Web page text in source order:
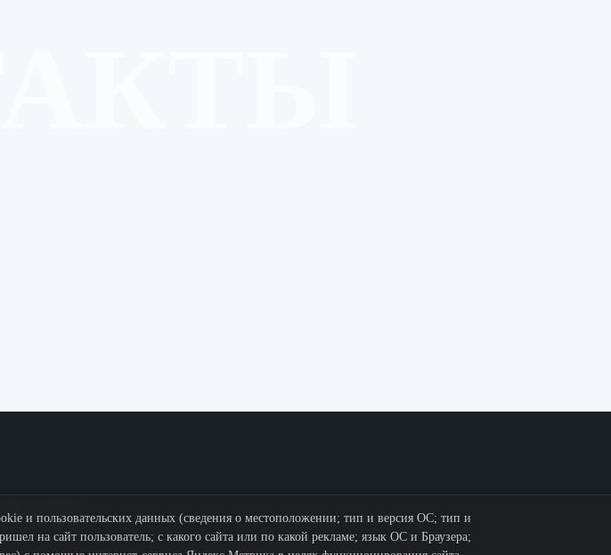
СЕТЯХ
и пользовательских данных (сведения о местоположении; тип и версия ОС; тип и
на сайт пользователь; с какого сайта или по какой рекламе; язык ОС и Браузера;